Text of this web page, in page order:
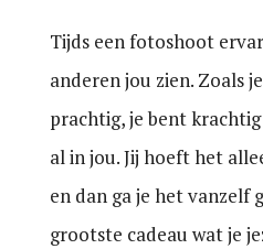
Tijds een fotoshoot
anderen jou zien. Zoals
prachtig, je bent
al in jou. Jij hoeft het
en dan ga je het vanzelf
grootste cadeau wat je